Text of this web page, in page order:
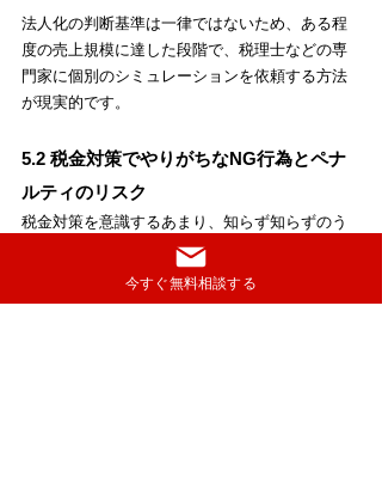
法人化の判断基準は一律ではないため、ある程
度の売上規模に達した段階で、税理士などの専
門家に個別のシミュレーションを依頼する方法
が現実的です。
5.2 税金対策でやりがちなNG行為とペナ
ルティのリスク
税金対策を意識するあまり、知らず知らずのう
ちにNG行為に踏み込んでしまうリスクもありま
す。特に注意したい行為を挙げると、次のよう
なものがあります。
今すぐ無料相談する